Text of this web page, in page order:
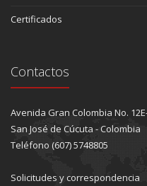
Certificados
Contactos
Avenida Gran Colombia No.
San José de Cúcuta - Colombia
Teléfono (607) 5748805
Solicitudes y correspondencia